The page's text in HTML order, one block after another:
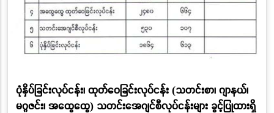
ပုံနှိပ်ခြင်းလုပ်ငန်း၊ ထုတ်ဝေခြင်းလုပ်ငန်း (သတင်းစာ၊ ဂျာနယ်၊
မဂ္ဂဇင်း၊ အထွေထွေ) သတင်းအေဂျင်စီလုပ်ငန်းများ ခွင့်ပြုထားရှိ